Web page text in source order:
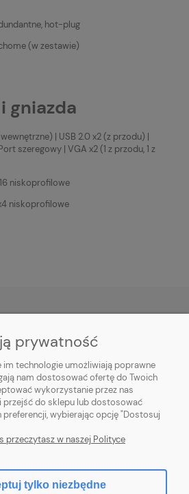
hot-plug
(w zestawie)
gniazda
wewnętrzne) | USB 2.0 x2 (z przodu) |
szeregowy | VGA x2 (1 z przodu, 1 z
niskoprofilowe
niskoprofilowe
prywatność
im technologie umożliwiają poprawne
nam dostosować ofertę do Twoich
wykorzystanie przez nas
do sklepu lub dostosować
wybierając opcję "Dostosuj
przeczytasz w naszej Polityce
tylko niezbędne